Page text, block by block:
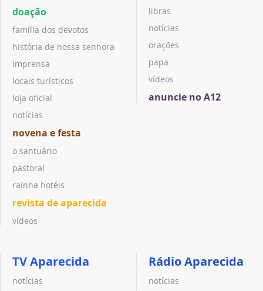
doação
família dos devotos
história de nossa senhora
imprensa
locais turísticos
loja oficial
notícias
novena e festa
o santuário
pastoral
rainha hotéis
revista de aparecida
vídeos
libras
notícias
orações
papa
vídeos
anuncie no A12
TV Aparecida
notícias
Rádio Aparecida
notícias